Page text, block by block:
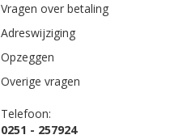
Vragen over betaling
Adreswijziging
Opzeggen
Overige vragen
Telefoon:
0251 - 257924